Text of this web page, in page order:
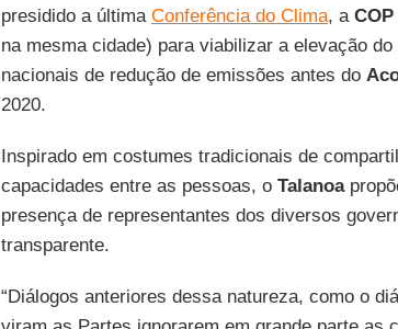
presidido a última Conferência do Clima, a COP
na mesma cidade) para viabilizar a elevação
nacionais de redução de emissões antes do
2020.
Inspirado em costumes tradicionais de
capacidades entre as pessoas, o Talanoa
presença de representantes dos diversos
transparente.
“Diálogos anteriores dessa natureza, como o